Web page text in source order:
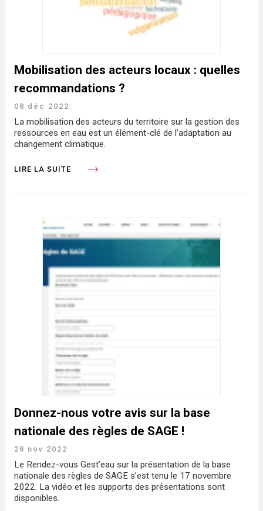
Mobilisation des acteurs locaux : quelles
recommandations ?
08 déc 2022
La mobilisation des acteurs du territoire sur la gestion des
ressources en eau est un élément-clé de l’adaptation au
changement climatique.
LIRE LA SUITE
Donnez-nous votre avis sur la base
nationale des règles de SAGE !
28 nov 2022
Le Rendez-vous Gest’eau sur la présentation de la base
nationale des règles de SAGE s’est tenu le 17 novembre
2022. La vidéo et les supports des présentations sont
disponibles.